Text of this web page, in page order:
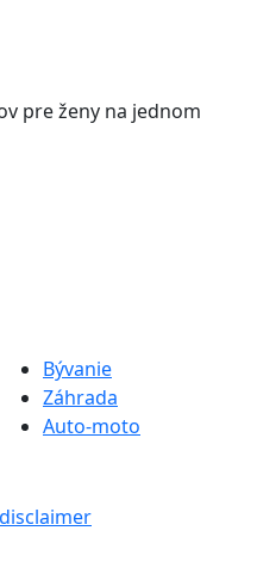
pre ženy na jednom
Bývanie
Záhrada
Auto-moto